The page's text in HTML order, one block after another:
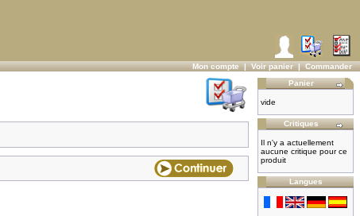
Mon compte|Voir panier|Commander
Panier
vide
Critiques
Il n'y a actuellement
aucune critique pour ce
produit
Langues